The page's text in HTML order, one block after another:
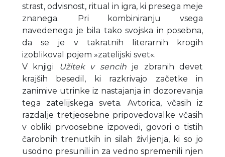
strast, odvisnost, ritual in igra, ki presega meje
znanega. Pri kombiniranju vsega
navedenega je bila tako svojska in posebna,
da se je v takratnih literarnih krogih
izoblikoval pojem »zatelijski svet«.
V knjigi
Užitek v sencihje zbranih devet
krajših besedil, ki razkrivajo začetke in
zanimive utrinke iz nastajanja in dozorevanja
tega zatelijskega sveta. Avtorica, včasih iz
razdalje tretjeosebne pripovedovalke včasih
v obliki prvoosebne izpovedi, govori o tistih
čarobnih trenutkih in silah življenja, ki so jo
usodno presunili in za vedno spremenili njen